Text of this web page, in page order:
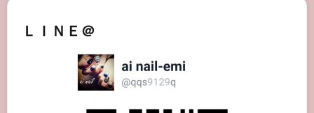
ＬＩＮＥ＠